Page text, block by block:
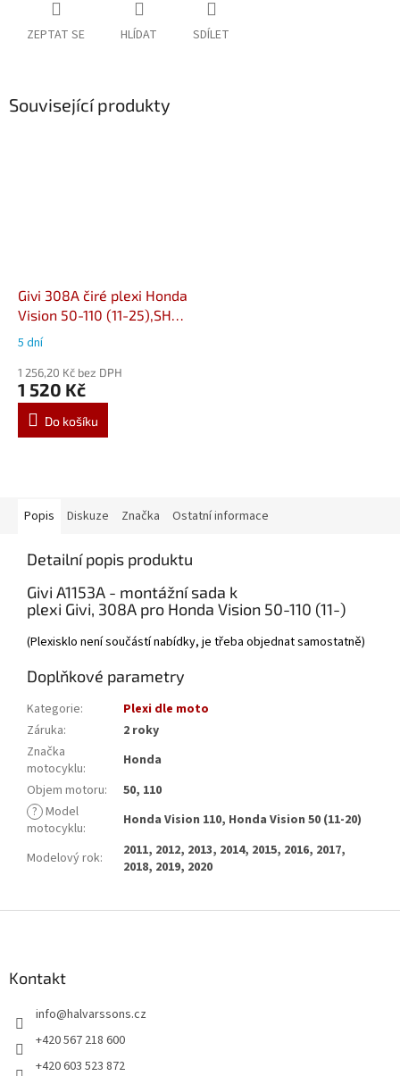
ZEPTAT SE HLÍDAT SDÍLET
Související produkty
Givi 308A čiré plexi Honda
Vision 50-110 (11-25),SH
300i (07-14)
5 dní
1 256,20 Kč bez DPH
1 520 Kč
Do košíku
Popis Diskuze Značka Ostatní informace
Detailní popis produktu
Givi A1153A - montážní sada k
plexi Givi, 308A pro Honda Vision 50-110 (11-)
(Plexisklo není součástí nabídky, je třeba objednat samostatně)
Doplňkové parametry
Kategorie:
Plexi dle moto
Záruka:
2 roky
Značka
motocyklu:
Honda
Objem motoru:
50, 110
? Model
motocyklu: Honda Vision 110, Honda Vision 50 (11-20)
Modelový rok:
2011, 2012, 2013, 2014, 2015, 2016, 2017,
2018, 2019, 2020
Kontakt
info@halvarssons.cz
+420 567 218 600
+420 603 523 872